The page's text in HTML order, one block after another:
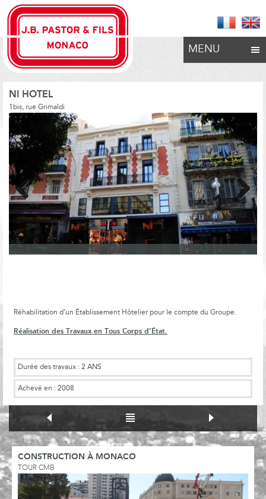
MENU
NI HOTEL
1bis, rue Grimaldi
Previous Next
Réhabilitation d’un Établissement Hôtelier pour le compte du Groupe.
Réalisation des Travaux en Tous Corps d’État.
Durée des travaux : 2 ANS
Achevé en : 2008
CONSTRUCTION À MONACO
TOUR CMB